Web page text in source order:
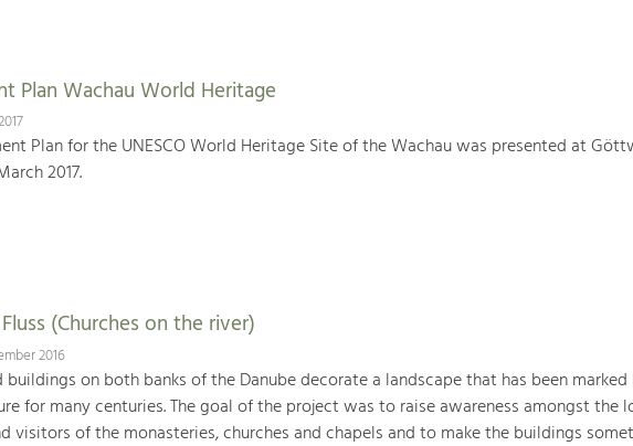
Plan Wachau World Heritage
Plan for the UNESCO World Heritage Site of the Wachau was presented at
2017.
(Churches on the river)
2016
buildings on both banks of the Danube decorate a landscape that has been marked
for many centuries. The goal of the project was to raise awareness amongst the
visitors of the monasteries, churches and chapels and to make the buildings